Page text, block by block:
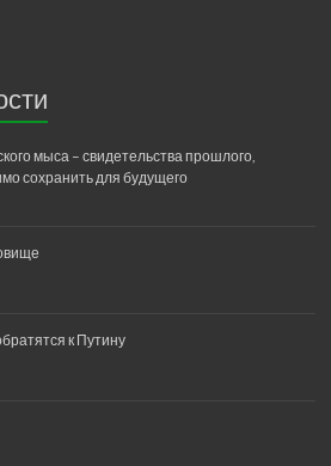
мыса – свидетельства прошлого,
сохранить для будущего
к Путину